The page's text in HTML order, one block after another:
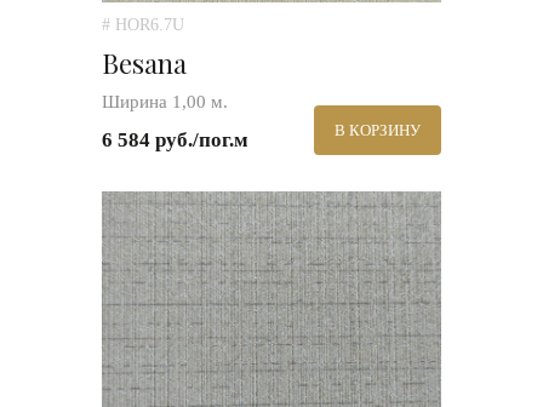
# HOR6.7U
Besana
Ширина 1,00 м.
6 584 руб./пог.м В КОРЗИНУ